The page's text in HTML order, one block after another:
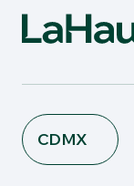
CDMX